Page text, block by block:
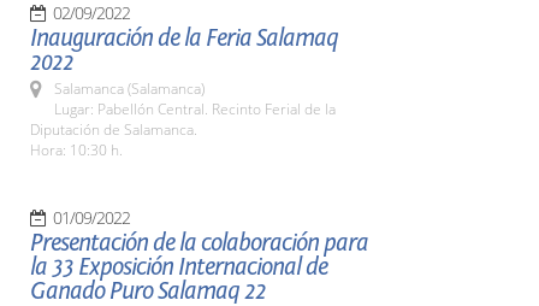
02/09/2022
Inauguración de la Feria Salamaq
2022
Salamanca (Salamanca)
Lugar: Pabellón Central. Recinto Ferial de la
Diputación de Salamanca.
Hora: 10:30 h.
01/09/2022
Presentación de la colaboración para
la 33 Exposición Internacional de
Ganado Puro Salamaq 22